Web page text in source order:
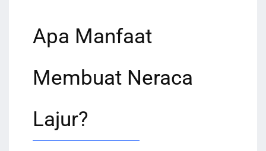
Apa Manfaat
Membuat Neraca
Lajur?